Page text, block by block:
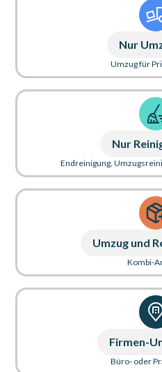
Nur
Umzug für
Nur
Endreinigung,
Umzug und
Kombi-
Firmen-
Büro- oder